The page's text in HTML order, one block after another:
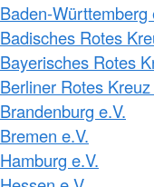
Baden-Württemberg
Badisches Rotes
Bayerisches Rotes
Berliner Rotes Kreuz
Brandenburg e.V.
Bremen e.V.
Hamburg e.V.